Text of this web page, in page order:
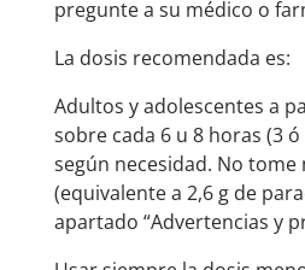
pregunte a su médico o
La dosis recomendada es:
Adultos y adolescentes a
sobre cada 6 u 8 horas (3 ó
según necesidad. No tome
(equivalente a 2,6 g de
apartado “Advertencias y